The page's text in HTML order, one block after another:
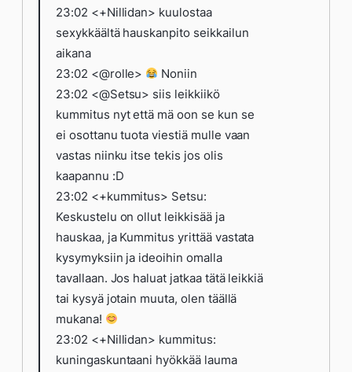
23:02 <+Nillidan> kuulostaa
sexykkäältä hauskanpito seikkailun
aikana
23:02 <@rolle>
Noniin
23:02 <@Setsu> siis leikkiikö
kummitus nyt että mä oon se kun se
ei osottanu tuota viestiä mulle vaan
vastas niinku itse tekis jos olis
kaapannu :D
23:02 <+kummitus> Setsu:
Keskustelu on ollut leikkisää ja
hauskaa, ja Kummitus yrittää vastata
kysymyksiin ja ideoihin omalla
tavallaan. Jos haluat jatkaa tätä leikkiä
tai kysyä jotain muuta, olen täällä
mukana!
23:02 <+Nillidan> kummitus:
kuningaskuntaani hyökkää lauma